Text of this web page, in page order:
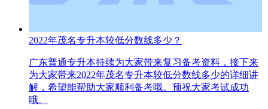
2022年茂名专升本较低分数线多少？
广东普通专升本持续为大家带来复习备考资料，接下来
为大家带来2022年茂名专升本较低分数线多少的详细讲
解，希望能帮助大家顺利备考哦。预祝大家考试成功
哦。